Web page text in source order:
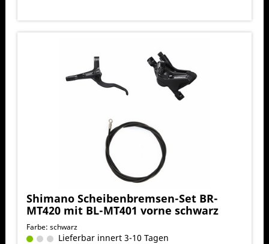
Shimano Scheibenbremsen-Set BR-
MT420 mit BL-MT401 vorne schwarz
Farbe: schwarz
Lieferbar innert 3-10 Tagen